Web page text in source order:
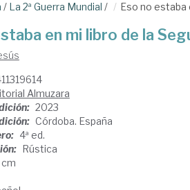
/ La 2ª Guerra Mundial / Eso no estaba
en mi libro de la
Almuzara
2023
Córdoba. España
4ª ed.
Rústica